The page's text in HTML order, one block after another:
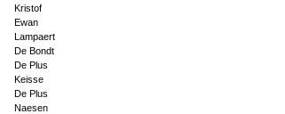
Kristof
Ewan
Lampaert
De Bondt
De Plus
Keisse
De Plus
Naesen